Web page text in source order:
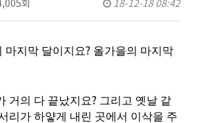
회 18-12-18 08:42
마지막 달이지요? 올가을의 마지막
거의 다 끝났지요? 그리고 옛날 같
리가 하얗게 내린 곳에서 이삭을 주